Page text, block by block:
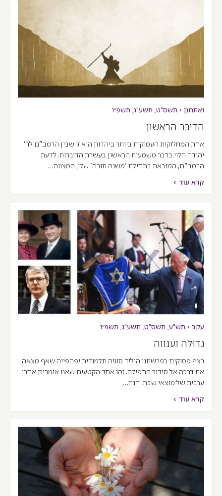
ואתחנן • תשס"ט, תשע"ג, תשפ״ו
הדיבר הראשון
אחת המחלוקות העמוקות ביותר ביהדות היא זו שבין הרמב"ם לר'
יהודה הלוי בדבר משמעות הראשון בעשרת הדיברות. לדעת
הרמב"ם, המובאת בתחילת 'משנה תורה' שלו, המצווה…
קרא עוד >
עקב • תש"ע, תשס"ט, תשע"ג, תשפ״ו
גדוּלה וענווה
רצף פסוקים בפרשתנו הוליד סוגיה תלמודית יפהפייה שאף מצאה
את דרכה אל סידור התפילה. זהו אחד הקטעים שאנו אומרים אחרי
ערבית של מוצאי שבת. הנה…
קרא עוד >